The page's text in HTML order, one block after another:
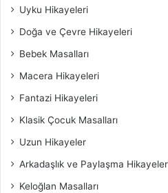
Uyku Hikayeleri
Doğa ve Çevre Hikayeleri
Bebek Masalları
Macera Hikayeleri
Fantazi Hikayeleri
Klasik Çocuk Masalları
Uzun Hikayeler
Arkadaşlık ve Paylaşma
Keloğlan Masalları